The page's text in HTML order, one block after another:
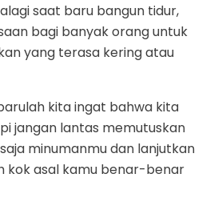
saat baru bangun tidur,
bagi banyak orang untuk
yang terasa kering atau
kita ingat bahwa kita
jangan lantas memutuskan
minumanmu dan lanjutkan
kok asal kamu benar-benar